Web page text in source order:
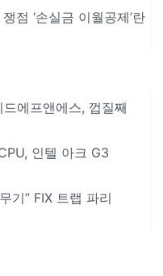
점 ‘손실금 이월공제’란
에프앤에스, 껍질째
인텔 아크 G3
기” FIX 트랩 파리